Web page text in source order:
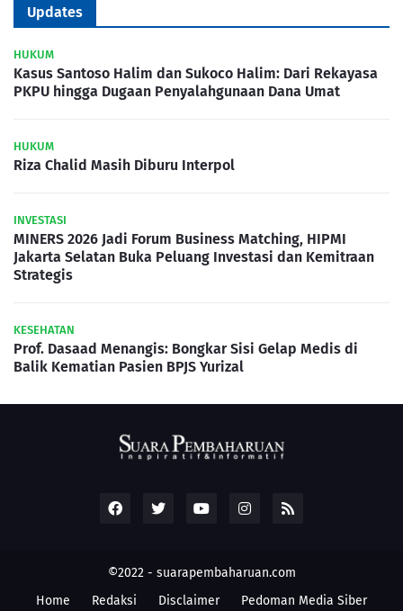
Updates
HUKUM
Kasus Santoso Halim dan Sukoco Halim: Dari Rekayasa
PKPU hingga Dugaan Penyalahgunaan Dana Umat
HUKUM
Riza Chalid Masih Diburu Interpol
INVESTASI
MINERS 2026 Jadi Forum Business Matching, HIPMI
Jakarta Selatan Buka Peluang Investasi dan Kemitraan
Strategis
KESEHATAN
Prof. Dasaad Menangis: Bongkar Sisi Gelap Medis di
Balik Kematian Pasien BPJS Yurizal
©2022 - suarapembaharuan.com
Home
Redaksi Disclaimer Pedoman Media Siber